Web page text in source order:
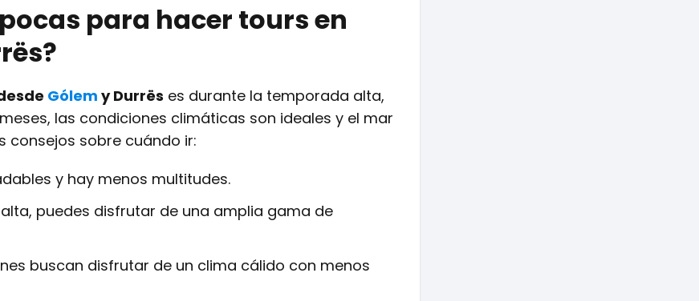
para hacer tours en
Gólem y Durrës es durante la temporada alta,
las condiciones climáticas son ideales y el mar
consejos sobre cuándo ir:
y hay menos multitudes.
puedes disfrutar de una amplia gama de
buscan disfrutar de un clima cálido con menos